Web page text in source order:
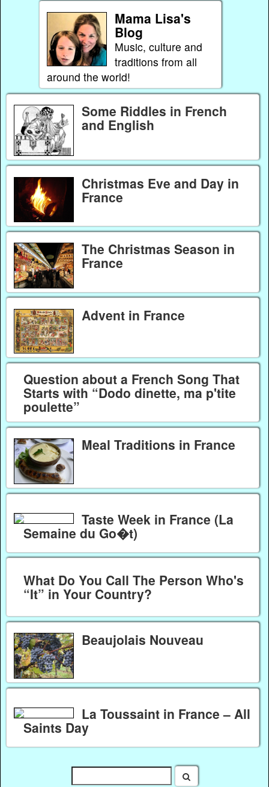
Mama Lisa's
Blog
Music, culture and
traditions from all
around the world!
Some Riddles in French
and English
Christmas Eve and Day in
France
The Christmas Season in
France
Advent in France
Question about a French Song That
Starts with “Dodo dinette, ma p'tite
poulette”
Meal Traditions in France
Taste Week in France (La
Semaine du Go�t)
What Do You Call The Person Who's
“It” in Your Country?
Beaujolais Nouveau
La Toussaint in France – All
Saints Day